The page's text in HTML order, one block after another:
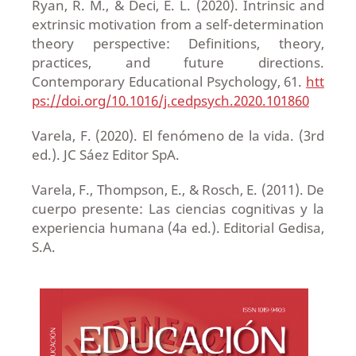
Ryan, R. M., & Deci, E. L. (2020). Intrinsic and
extrinsic motivation from a self-determination
theory perspective: Definitions, theory,
practices, and future directions.
Contemporary Educational Psychology, 61. htt
ps://doi.org/10.1016/j.cedpsych.2020.101860
Varela, F. (2020). El fenómeno de la vida. (3rd
ed.). JC Sáez Editor SpA.
Varela, F., Thompson, E., & Rosch, E. (2011). De
cuerpo presente: Las ciencias cognitivas y la
experiencia humana (4a ed.). Editorial Gedisa,
S.A.